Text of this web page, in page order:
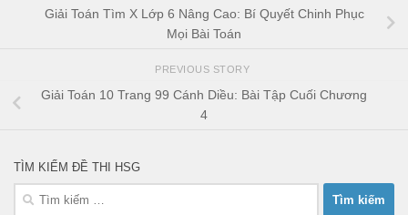
Giải Toán Tìm X Lớp 6 Nâng Cao: Bí Quyết Chinh Phục
Mọi Bài Toán
PREVIOUS STORY
Giải Toán 10 Trang 99 Cánh Diều: Bài Tập Cuối Chương
4
TÌM KIẾM ĐỀ THI HSG
Tìm